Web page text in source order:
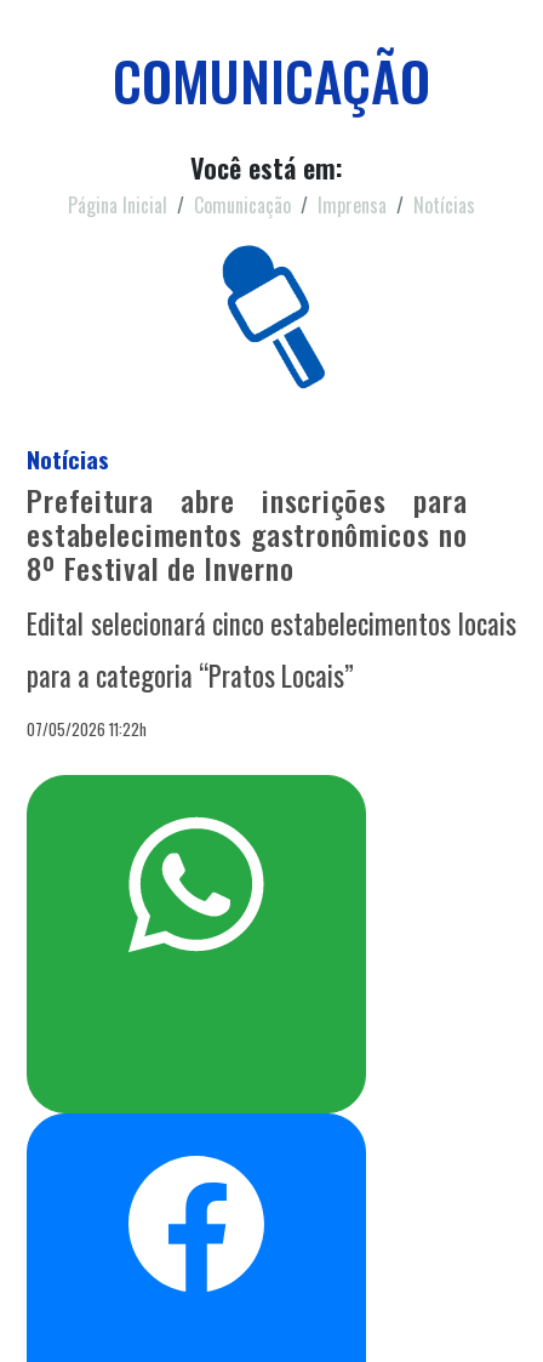
COMUNICAÇÃO
Você está em:
Página Inicial Comunicação Imprensa Notícias
Notícias
Prefeitura abre inscrições para
estabelecimentos gastronômicos no
8º Festival de Inverno
Edital selecionará cinco estabelecimentos locais
para a categoria “Pratos Locais”
07/05/2026 11:22h